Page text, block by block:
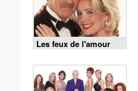
Les feux de l'amour